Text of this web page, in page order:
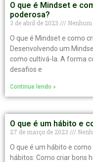
O que é Mindset e
poderosa?
3 de abril de 2023
O que é Mindset e como
Desenvolvendo um
como cultivá-la. A forma
desafios e
Continue lendo »
O que é um hábito e
27 de março de 2023
O que é um hábito e
hábitos: Como criar bons